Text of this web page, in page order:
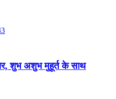
शुभ अशुभ मुहूर्त के साथ